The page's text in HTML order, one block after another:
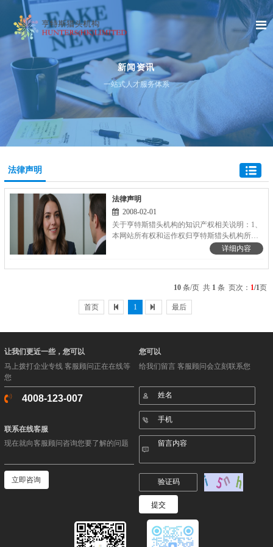
新闻资讯
一站式人才服务体系
法律声明
法律声明
2008-02-01
关于亨特斯猎头机构的知识产权相关说明：1、
本网站所有权和运作权归亨特斯猎头机构所
有；(著作登记号：国作登字-2018-F-
字-2016-F-00123892；商标注册证第28705363
号303661966及海外全球商标等；计算机
软.........
详细内容
10 条/页 共 1 条 页次： 1/1页
首页 1 最后
让我们更近一些，您可以
马上拨打企业专线 客服顾问正在在线等
您
4008-123-007
联系在线客服
现在就向客服顾问咨询您要了解的问题
立即咨询
您可以
给我们留言 客服顾问会立刻联系您